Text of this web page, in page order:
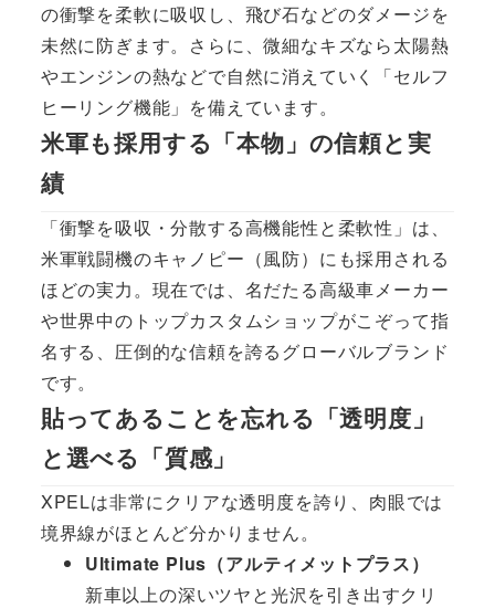
の衝撃を柔軟に吸収し、飛び石などのダメージを
未然に防ぎます。さらに、微細なキズなら太陽熱
やエンジンの熱などで自然に消えていく「セルフ
ヒーリング機能」を備えています。
米軍も採用する「本物」の信頼と実
績
「衝撃を吸収・分散する高機能性と柔軟性」は、
米軍戦闘機のキャノピー（風防）にも採用される
ほどの実力。現在では、名だたる高級車メーカー
や世界中のトップカスタムショップがこぞって指
名する、圧倒的な信頼を誇るグローバルブランド
です。
貼ってあることを忘れる「透明度」
と選べる「質感」
XPELは非常にクリアな透明度を誇り、肉眼では
境界線がほとんど分かりません。
Ultimate Plus（アルティメットプラス）
新車以上の深いツヤと光沢を引き出すクリ